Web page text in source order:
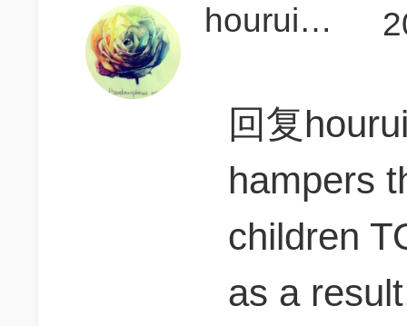
houruiqiGMAT
回复
hampers
children
as a